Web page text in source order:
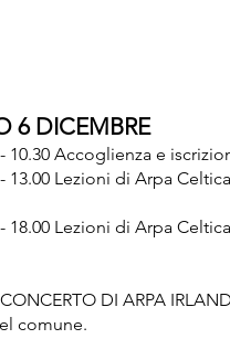
6 DICEMBRE
10.30 Accoglienza e
13.00 Lezioni di Arpa Celtica
18.00 Lezioni di Arpa Celtica
DI ARPA
comune.